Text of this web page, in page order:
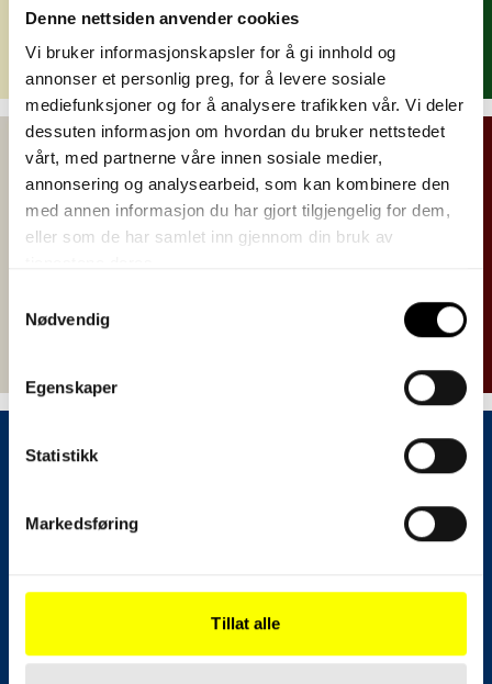
Denne nettsiden anvender cookies
Vi bruker informasjonskapsler for å gi innhold og
annonser et personlig preg, for å levere sosiale
mediefunksjoner og for å analysere trafikken vår. Vi deler
dessuten informasjon om hvordan du bruker nettstedet
vårt, med partnerne våre innen sosiale medier,
annonsering og analysearbeid, som kan kombinere den
med annen informasjon du har gjort tilgjengelig for dem,
eller som de har samlet inn gjennom din bruk av
Nødvendig
Egenskaper
Statistikk
Markedsføring
Tillat alle